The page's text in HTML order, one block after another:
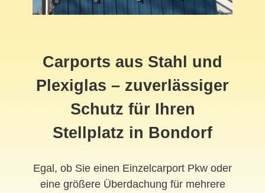
Carports aus Stahl und
Plexiglas – zuverlässiger
Schutz für Ihren
Stellplatz in Bondorf
Egal, ob Sie einen Einzelcarport Pkw oder
eine größere Überdachung für mehrere